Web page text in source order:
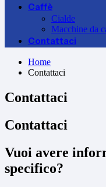
Caffè
Cialde
Macchine da
Contattaci
Home
Contattaci
Contattaci
Contattaci
Vuoi avere
specifico?